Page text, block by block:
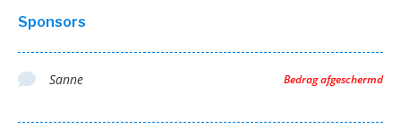
Sponsors
Bedrag afgeschermd
Sanne